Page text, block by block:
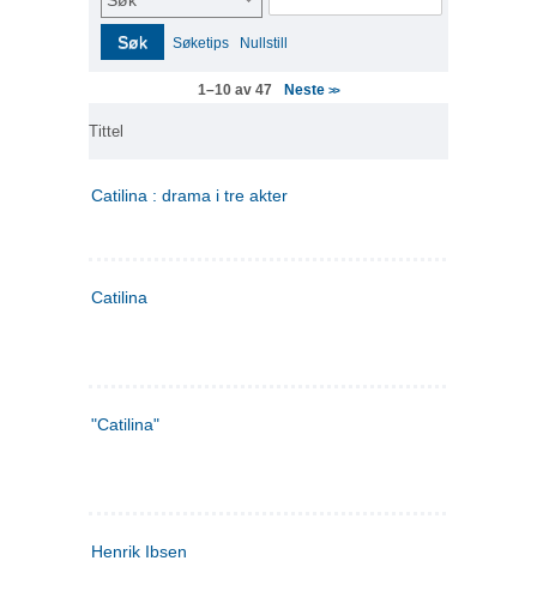
Søk Søketips Nullstill
1–10 av 47 Neste>>
Tittel
Catilina : drama i tre akter
Catilina
"Catilina"
Henrik Ibsen